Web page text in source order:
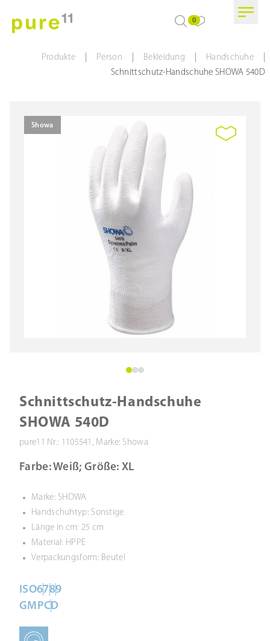
0
Produkte Person Bekleidung Handschuhe
Schnittschutz-Handschuhe SHOWA 540D
Showa
Schnittschutz-Handschuhe
SHOWA 540D
pure11 Nr.: 1105541, Marke: Showa
Farbe: Weiß; Größe: XL
Marke: SHOWA
Handschuhtyp: Sonstige
Länge in cm: 25 cm
Material: HPPE
Verpackungsform: Beutel
ISO6789
GMPCD